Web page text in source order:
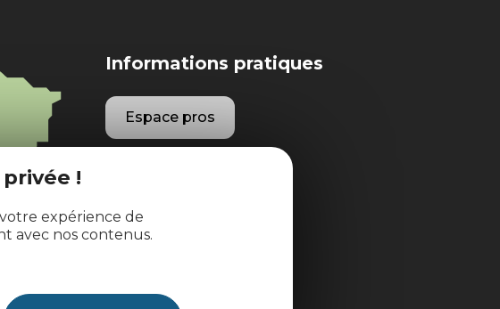
!
expérience de
avec nos contenus.
Informations pratiques
Espace pros
Brochures